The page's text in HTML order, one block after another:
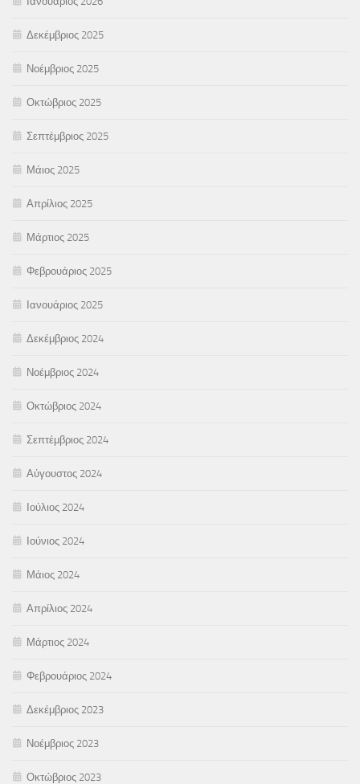
Δεκέμβριος 2025
Νοέμβριος 2025
Οκτώβριος 2025
Σεπτέμβριος 2025
Μάιος 2025
Απρίλιος 2025
Μάρτιος 2025
Φεβρουάριος 2025
Ιανουάριος 2025
Δεκέμβριος 2024
Νοέμβριος 2024
Οκτώβριος 2024
Σεπτέμβριος 2024
Αύγουστος 2024
Ιούλιος 2024
Ιούνιος 2024
Μάιος 2024
Απρίλιος 2024
Μάρτιος 2024
Φεβρουάριος 2024
Δεκέμβριος 2023
Νοέμβριος 2023
Οκτώβριος 2023